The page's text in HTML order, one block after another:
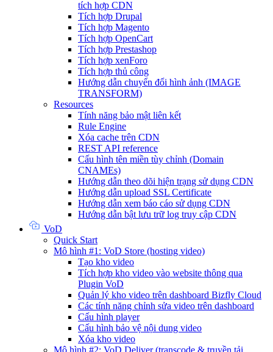
tích hợp CDN
Tích hợp Drupal
Tích hợp Magento
Tích hợp OpenCart
Tích hợp Prestashop
Tích hợp xenForo
Tích hợp thủ công
Hướng dẫn chuyển đổi hình ảnh (IMAGE
TRANSFORM)
Resources
Tính năng bảo mật liên kết
Rule Engine
Xóa cache trên CDN
REST API reference
Cấu hình tên miền tùy chỉnh (Domain
CNAMEs)
Hướng dẫn theo dõi hiện trạng sử dụng CDN
Hướng dẫn upload SSL Certificate
Hướng dẫn xem báo cáo sử dụng CDN
Hướng dẫn bật lưu trữ log truy cập CDN
VoD
Quick Start
Mô hình #1: VoD Store (hosting video)
Tạo kho video
Tích hợp kho video vào website thông qua
Plugin VoD
Quản lý kho video trên dashboard Bizfly Cloud
Các tính năng chỉnh sửa video trên dashboard
Cấu hình player
Cấu hình bảo vệ nội dung video
Xóa kho video
Mô hình #2: VoD Deliver (transcode & truyền tải